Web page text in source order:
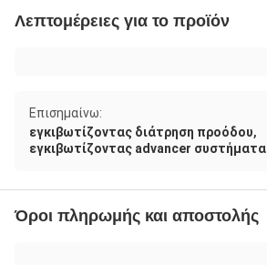
Λεπτομέρειες για το προϊόν
Επισημαίνω:
εγκιβωτίζοντας διάτρηση προόδου,
εγκιβωτίζοντας advancer συστήματα
Όροι πληρωμής και αποστολής